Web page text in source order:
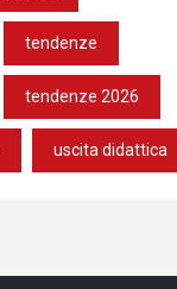
tendenze
tendenze 2026
uscita didattica